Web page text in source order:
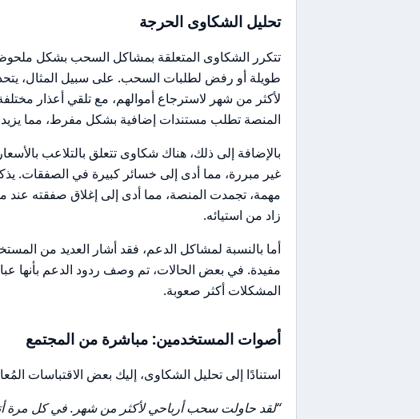
تحليل الشكاوى الحرجة
تتكرر الشكاوى المتعلقة بمشاكل السحب بشكل
طويلة أو رفض لطلبات السحب. على سبيل المثال،
لأكثر من شهر لاسترجاع أموالهم، مع تلقي أعذار
المنصة تطلب مستندات إضافية بشكل مفرط، مما
بالإضافة إلى ذلك، هناك شكاوى تتعلق بالتلاعب
غير مبررة، مما أدى إلى خسائر كبيرة في الصفقات.
مهمة، تجمدت المنصة، مما أدى إلى إغلاق صفقته
زاد من استيائه.
أما بالنسبة لمشاكل الدعم، فقد أشار العديد من
مفيدة. في بعض الحالات، تم وصف ردود الدعم بأنها
المشكلات أكثر صعوبة.
أصوات المستخدمين: مباشرة من المجتمع
استنادًا إلى تحليل الشكاوى، إليك بعض الاقتباسات
“لقد حاولت سحب أرباحي لأكثر من شهر. في كل مرة